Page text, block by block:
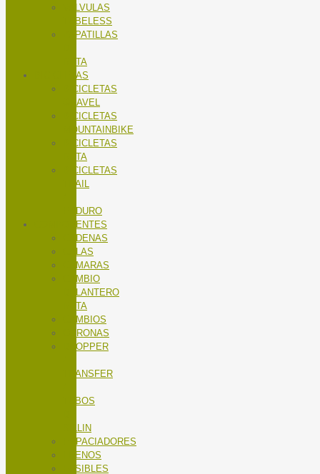
VALVULAS
TUBELESS
ZAPATILLAS
RUTA
BICICLETAS
BICICLETAS
GRAVEL
BICICLETAS
MOUNTAINBIKE
BICICLETAS
RUTA
BICICLETAS
TRAIL
ENDURO
COMPONENTES
CADENAS
CALAS
CÁMARAS
CAMBIO
DELANTERO
RUTA
CAMBIOS
CORONAS
DROPPER
TRANSFER
TUBOS
SILLIN
ESPACIADORES
FRENOS
FUSIBLES